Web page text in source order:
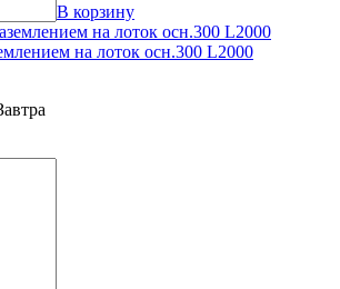
В корзину
на лоток осн.300 L2000